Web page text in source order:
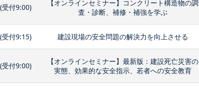
付9:00)
【オンラインセミナー】コンクリート構造物の調
査・診断、補修・補強を学ぶ
付9:15) 建設現場の安全問題の解決力を向上させる
付9:00)
【オンラインセミナー】最新版：建設死亡災害の
実態、効果的な安全指示、若者への安全教育